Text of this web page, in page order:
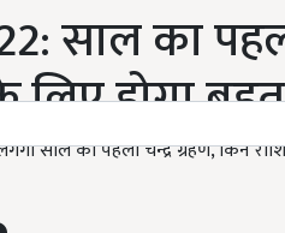
साल का
लिए होगा
साल का पहला चन्द्र ग्रहण, किन